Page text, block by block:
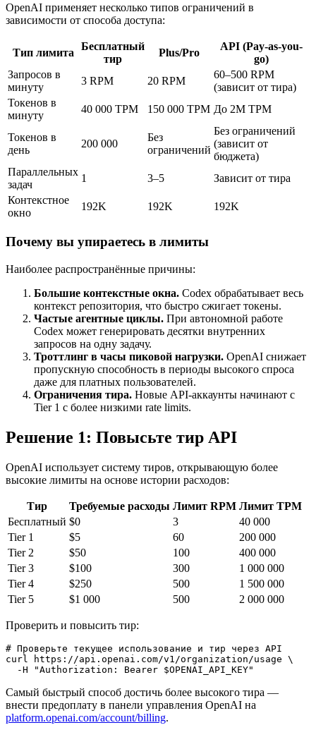
OpenAI применяет несколько типов ограничений в
зависимости от способа доступа:
Тип лимита
Бесплатный
тир
Plus/Pro
API (Pay-as-you-
go)
Запросов в
минуту
3 RPM 20 RPM
60–500 RPM
(зависит от тира)
Токенов в
минуту
40 000 TPM 150 000 TPM До 2M TPM
Токенов в
день
200 000
Без
ограничений
Без ограничений
(зависит от
бюджета)
Параллельных
задач
1 3–5
Зависит от тира
Контекстное
окно
192K 192K 192K
Почему вы упираетесь в лимиты
Наиболее распространённые причины:
Большие контекстные окна. Codex обрабатывает весь
контекст репозитория, что быстро сжигает токены.
Частые агентные циклы. При автономной работе
Codex может генерировать десятки внутренних
запросов на одну задачу.
Троттлинг в часы пиковой нагрузки. OpenAI снижает
пропускную способность в периоды высокого спроса
даже для платных пользователей.
Ограничения тира. Новые API-аккаунты начинают с
Tier 1 с более низкими rate limits.
Решение 1: Повысьте тир API
OpenAI использует систему тиров, открывающую более
высокие лимиты на основе истории расходов:
Тир Требуемые расходы Лимит RPM Лимит TPM
Бесплатный $0 3
40 000
Tier 1
$5 60
200 000
Tier 2
$50 100
400 000
Tier 3
$100 300
1 000 000
Tier 4
$250 500
1 500 000
Tier 5
$1 000 500 2 000 000
Проверить и повысить тир:
# Проверьте текущее использование и тир через API
curl https://api.openai.com/v1/organization/usage \
Самый быстрый способ достичь более высокого тира —
внести предоплату в панели управления OpenAI на
platform.openai.com/account/billing.